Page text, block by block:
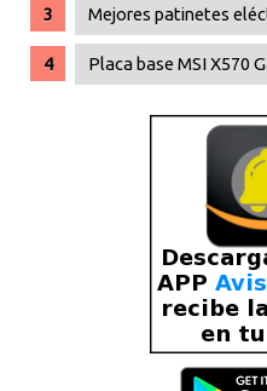
Mejores patinetes
Placa base MSI X570